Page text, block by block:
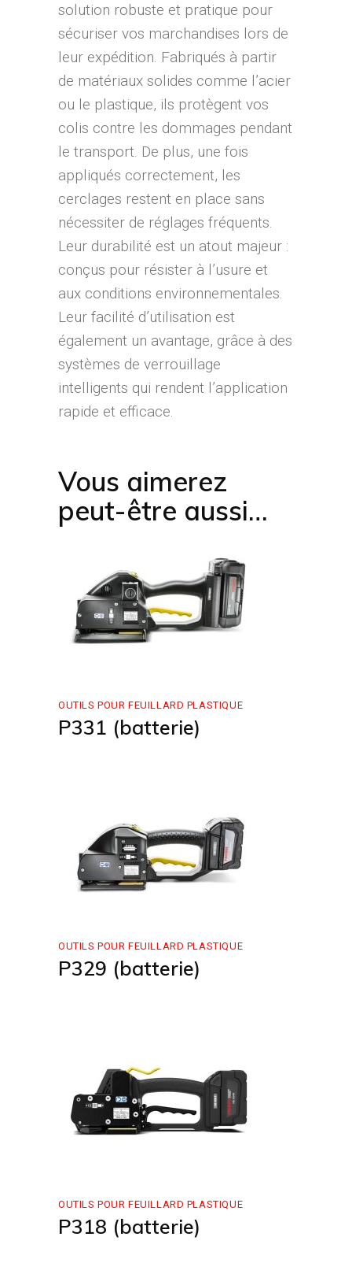
solution robuste et pratique pour
sécuriser vos marchandises lors de
leur expédition. Fabriqués à partir
de matériaux solides comme l’acier
ou le plastique, ils protègent vos
colis contre les dommages pendant
le transport. De plus, une fois
appliqués correctement, les
cerclages restent en place sans
nécessiter de réglages fréquents.
Leur durabilité est un atout majeur :
conçus pour résister à l’usure et
aux conditions environnementales.
Leur facilité d’utilisation est
également un avantage, grâce à des
systèmes de verrouillage
intelligents qui rendent l’application
rapide et efficace.
Vous aimerez
peut-être aussi…
OUTILS POUR FEUILLARD PLASTIQUE
P331 (batterie)
OUTILS POUR FEUILLARD PLASTIQUE
P329 (batterie)
OUTILS POUR FEUILLARD PLASTIQUE
P318 (batterie)